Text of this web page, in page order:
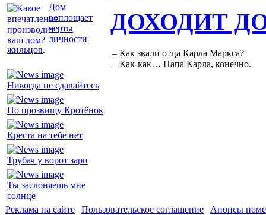
Дом
воплощает
черты
личности
жильцов.
Никогда не сдавайтесь
По прозвищу Кротёнок
Креста на тебе нет
Трубач у ворот зари
Ты заслоняешь мне
солнце
ДОХОДИТ
– Как звали отца Карла Маркса?
– Как-как… Папа Карла, конечно.
Реклама на сайте | Пользовательское соглашение | Анонсы